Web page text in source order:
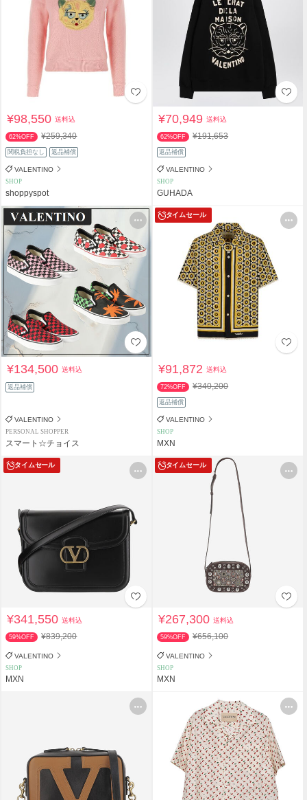
¥98,550送料込
62%OFF ¥259,340
関税負担なし 返品補償
VALENTINO
SHOP
shoppyspot
¥70,949送料込
62%OFF ¥191,653
返品補償
VALENTINO
SHOP
GUHADA
¥134,500送料込
返品補償
VALENTINO
PERSONAL SHOPPER
スマート☆チョイス
タイムセール
¥91,872送料込
72%OFF ¥340,200
返品補償
VALENTINO
SHOP
MXN
タイムセール
¥341,550送料込
59%OFF ¥839,200
VALENTINO
SHOP
MXN
タイムセール
¥267,300送料込
59%OFF ¥656,100
VALENTINO
SHOP
MXN